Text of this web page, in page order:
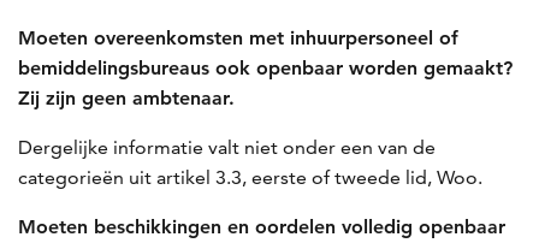
Moeten overeenkomsten met inhuurpersoneel of
bemiddelingsbureaus ook openbaar worden gemaakt?
Zij zijn geen ambtenaar.
Dergelijke informatie valt niet onder een van de
categorieën uit artikel 3.3, eerste of tweede lid, Woo.
Moeten beschikkingen en oordelen volledig openbaar